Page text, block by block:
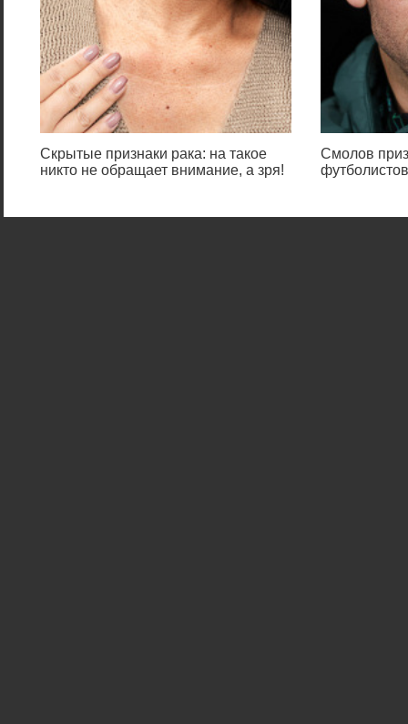
Скрытые признаки рака: на такое
никто не обращает внимание, а зря!
Смолов